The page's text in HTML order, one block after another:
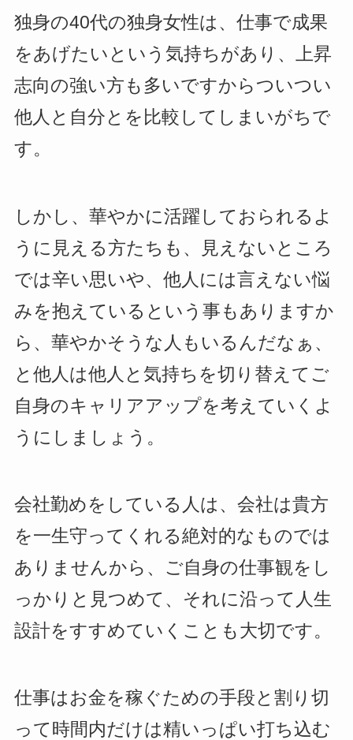
独身の40代の独身女性は、仕事で成果
をあげたいという気持ちがあり、上昇
志向の強い方も多いですからついつい
他人と自分とを比較してしまいがちで
す。
しかし、華やかに活躍しておられるよ
うに見える方たちも、見えないところ
では辛い思いや、他人には言えない悩
みを抱えているという事もありますか
ら、華やかそうな人もいるんだなぁ、
と他人は他人と気持ちを切り替えてご
自身のキャリアアップを考えていくよ
うにしましょう。
会社勤めをしている人は、会社は貴方
を一生守ってくれる絶対的なものでは
ありませんから、ご自身の仕事観をし
っかりと見つめて、それに沿って人生
設計をすすめていくことも大切です。
仕事はお金を稼ぐための手段と割り切
って時間内だけは精いっぱい打ち込む